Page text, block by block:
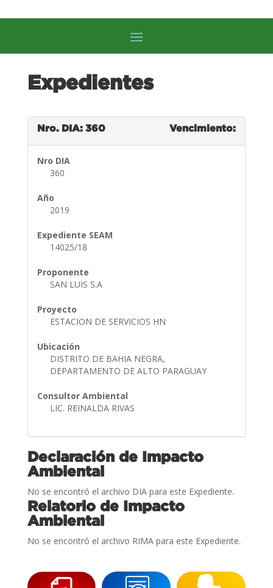
Expedientes
Nro. DIA: 360 Vencimiento:
Nro DIA
360
Año
2019
Expediente SEAM
14025/18
Proponente
SAN LUIS S.A
Proyecto
ESTACION DE SERVICIOS HN
Ubicación
DISTRITO DE BAHIA NEGRA,
DEPARTAMENTO DE ALTO PARAGUAY
Consultor Ambiental
LIC. REINALDA RIVAS
Declaración de Impacto
Ambiental
No se encontró el archivo DIA para este Expediente.
Relatorio de Impacto
Ambiental
No se encontró el archivo RIMA para este Expediente.